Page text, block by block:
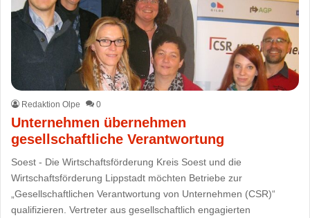
Redaktion Olpe 0
Unternehmen übernehmen
gesellschaftliche Verantwortung
Soest - Die Wirtschaftsförderung Kreis Soest und die
Wirtschaftsförderung Lippstadt möchten Betriebe zur
„Gesellschaftlichen Verantwortung von Unternehmen (CSR)“
qualifizieren. Vertreter aus gesellschaftlich engagierten